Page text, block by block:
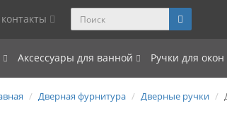
Аксессуары для ванной Ручки для окон
Дверная фурнитура Дверные ручки